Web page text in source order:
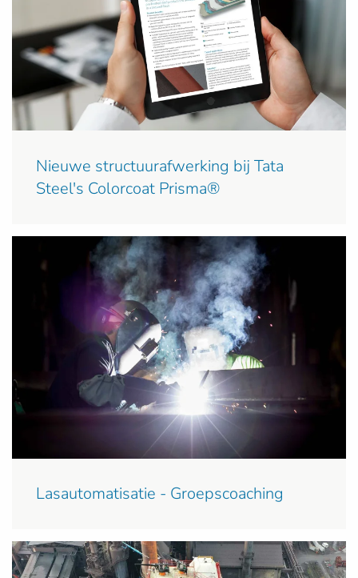
Nieuwe structuurafwerking bij Tata
Steel's Colorcoat Prisma®
Lasautomatisatie - Groepscoaching